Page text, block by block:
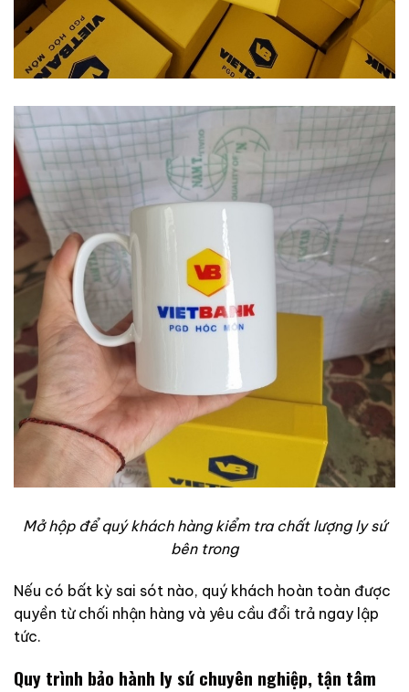
Mở hộp để quý khách hàng kiểm tra chất lượng ly sứ
bên trong
Nếu có bất kỳ sai sót nào, quý khách hoàn toàn được
quyền từ chối nhận hàng và yêu cầu đổi trả ngay lập
tức.
Quy trình bảo hành ly sứ chuyên nghiệp, tận tâm